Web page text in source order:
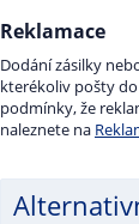
Reklamace
Dodání zásilky
kterékoliv pošty
podmínky, že
naleznete na